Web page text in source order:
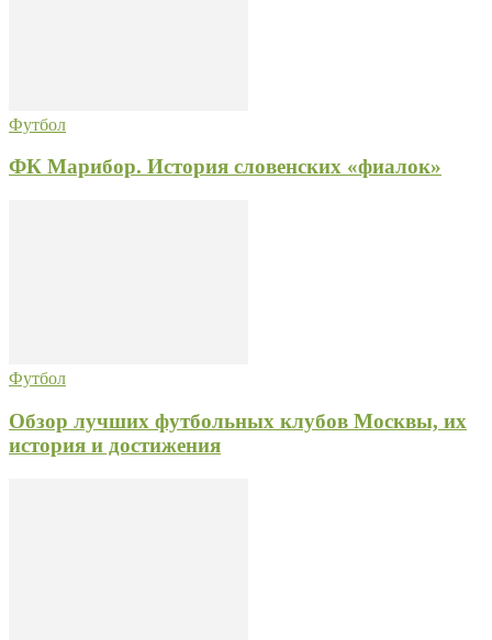
Футбол
ФК Марибор. История словенских «фиалок»
Футбол
Обзор лучших футбольных клубов Москвы, их
история и достижения